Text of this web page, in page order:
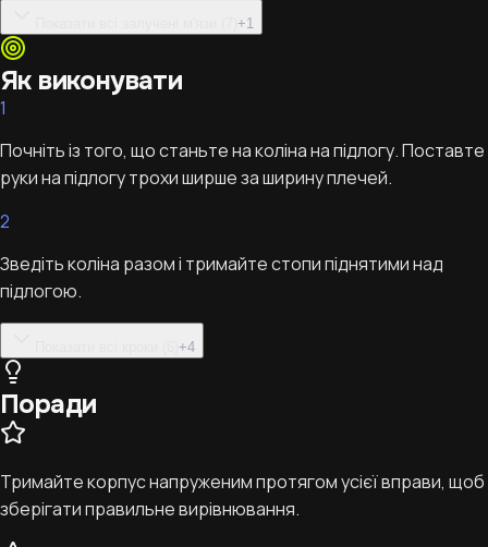
+1
Як виконувати
1
Почніть із того, що станьте на коліна на підлогу. Поставте
руки на підлогу трохи ширше за ширину плечей.
2
Зведіть коліна разом і тримайте стопи піднятими над
підлогою.
+4
Поради
Тримайте корпус напруженим протягом усієї вправи, щоб
зберігати правильне вирівнювання.